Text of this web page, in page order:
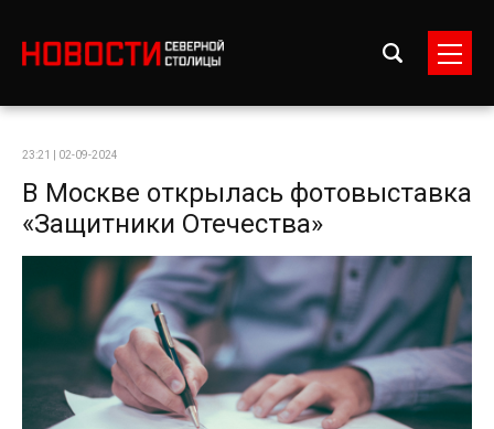
23:21 | 02-09-2024
В Москве открылась фотовыставка
«Защитники Отечества»